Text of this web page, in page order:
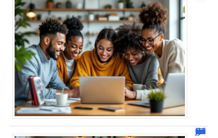
JetPunk : Quiz et jeux de culture générale